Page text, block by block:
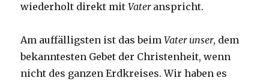
wiederholt direkt mitVateranspricht.
Am auffälligsten ist das beimVater unser, dem
bekanntesten Gebet der Christenheit, wenn
nicht des ganzen Erdkreises. Wir haben es